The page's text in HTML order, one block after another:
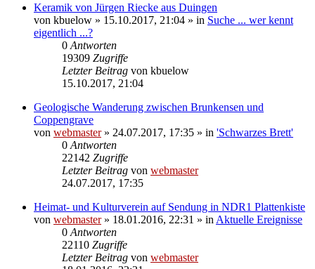
Keramik von Jürgen Riecke aus Duingen
von kbuelow » 15.10.2017, 21:04 » in Suche ... wer kennt
eigentlich ...?
0 Antworten
19309 Zugriffe
Letzter Beitrag von kbuelow
15.10.2017, 21:04
Geologische Wanderung zwischen Brunkensen und
Coppengrave
von webmaster» 24.07.2017, 17:35 » in 'Schwarzes Brett'
0 Antworten
22142 Zugriffe
Letzter Beitrag von webmaster
24.07.2017, 17:35
Heimat- und Kulturverein auf Sendung in NDR1 Plattenkiste
von webmaster» 18.01.2016, 22:31 » in Aktuelle Ereignisse
0 Antworten
22110 Zugriffe
Letzter Beitrag von webmaster